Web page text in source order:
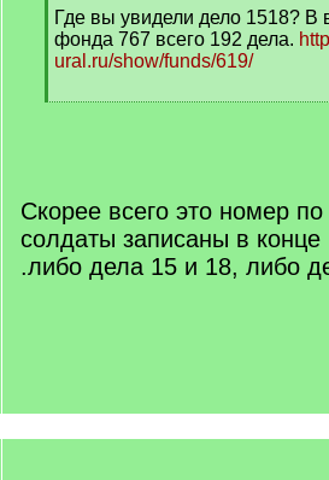
]
Где вы увидели дело 1518?
фонда 767 всего 192 дела.
ural.ru/show/funds/619/
[
Скорее всего это номер
солдаты записаны в конце
.либо дела 15 и 18, либо